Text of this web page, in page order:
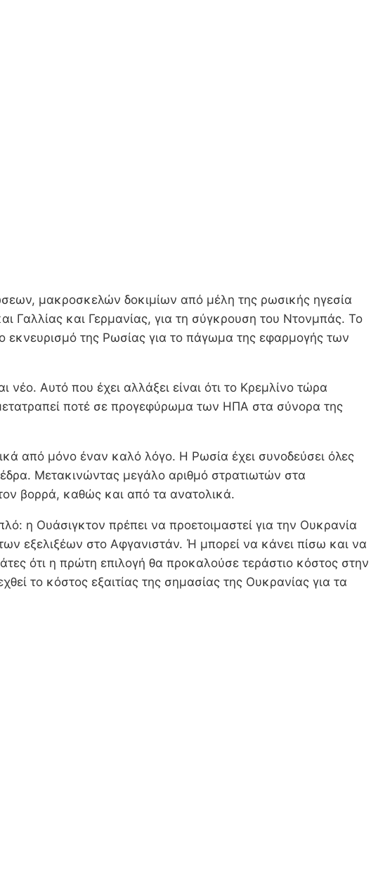
μακροσκελών δοκιμίων από μέλη της ρωσικής ηγεσία
Γαλλίας και Γερμανίας, για τη σύγκρουση του Ντονμπάς. Το
εκνευρισμό της Ρωσίας για το πάγωμα της εφαρμογής των
Αυτό που έχει αλλάξει είναι ότι το Κρεμλίνο τώρα
ποτέ σε προγεφύρωμα των ΗΠΑ στα σύνορα της
από μόνο έναν καλό λόγο. Η Ρωσία έχει συνοδεύσει όλες
Μετακινώντας μεγάλο αριθμό στρατιωτών στα
βορρά, καθώς και από τα ανατολικά.
η Ουάσιγκτον πρέπει να προετοιμαστεί για την Ουκρανία
εξελιξέων στο Αφγανιστάν. Ή μπορεί να κάνει πίσω και να
ότι η πρώτη επιλογή θα προκαλούσε τεράστιο κόστος στην
το κόστος εξαιτίας της σημασίας της Ουκρανίας για τα